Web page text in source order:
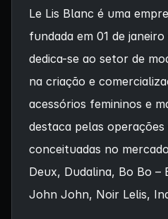
Le Lis Blanc é uma
fundada em 01 de
dedica-se ao setor de
na criação e
acessórios femininos e
destaca pelas
conceituadas no
Deux, Dudalina, Bo Bo –
John John, Noir Lelis,